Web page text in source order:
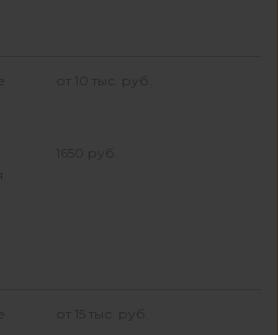
от 10 тыс. руб.
1650 руб.
от 15 тыс. руб.